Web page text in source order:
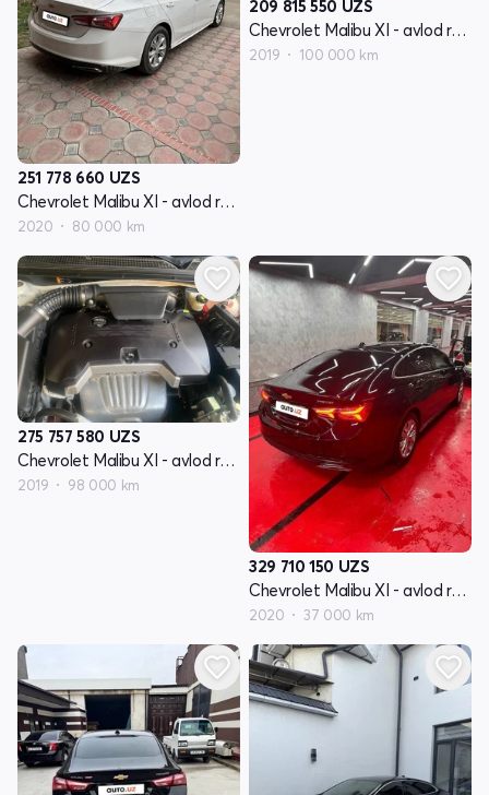
251 778 660 UZS
Chevrolet Malibu XI - avlod restyling
2020 80 000 km
209 815 550 UZS
Chevrolet Malibu XI - avlod restyling
2019 100 000 km
275 757 580 UZS
Chevrolet Malibu XI - avlod restyling
2019 98 000 km
329 710 150 UZS
Chevrolet Malibu XI - avlod restyling
2020 37 000 km